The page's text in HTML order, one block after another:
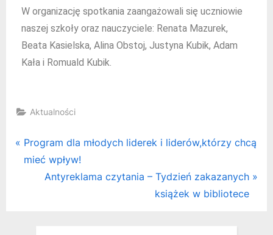
W organizację spotkania zaangażowali się uczniowie
naszej szkoły oraz nauczyciele: Renata Mazurek,
Beata Kasielska, Alina Obstoj, Justyna Kubik, Adam
Kała i Romuald Kubik.
Aktualności
Program dla młodych liderek i liderów,którzy chcą
mieć wpływ!
Antyreklama czytania – Tydzień zakazanych
książek w bibliotece